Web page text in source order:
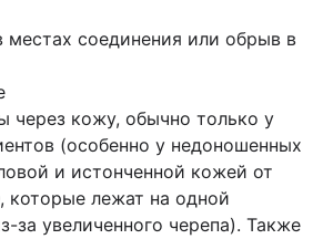
местах соединения или обрыв в
через кожу, обычно только у
(особенно у недоношенных
и истонченной кожей от
которые лежат на одной
за увеличенного черепа). Также